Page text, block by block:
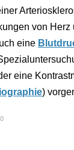
von Herz
eine
eine
)